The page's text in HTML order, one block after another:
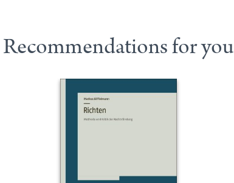
Recommendations for you